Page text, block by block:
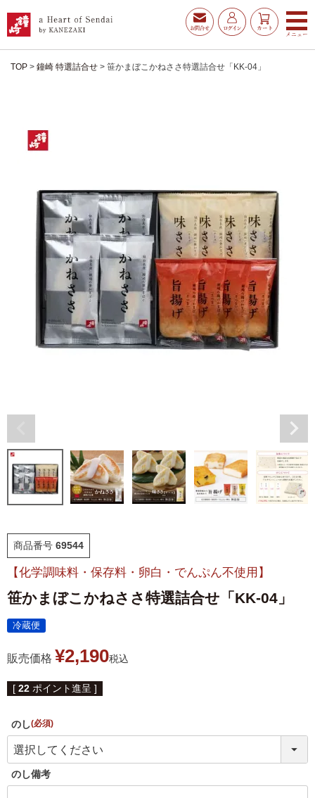
お得な夏ギフト 大漁旗特選詰合せ
お魚たんぱくわんぱくセ
ット
仙臺BLACK
季節のかねささ とうも
ろこし
かねささ
味ささ 旨揚げ
こ
季節のかねささ（せり）
TOP 鐘崎 特選詰合せ 笹かまぼこかねささ特選詰合せ「KK-04」
商品番号 69544
【化学調味料・保存料・卵白・でんぷん不使用】
笹かまぼこかねささ特選詰合せ「KK-04」
冷蔵便
販売価格 ¥2,190税込
[ 22 ポイント進呈 ]
のし
(必須)
のし備考